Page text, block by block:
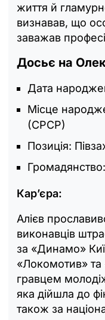
життя й
визнавав, що
заважав
Досьє на
Дата
Місце
(СРСР)
Позиція:
Кар’єра:
Алієв
виконавців
за «Динамо»
«Локомотив»
гравцем
яка дійшла до
також за